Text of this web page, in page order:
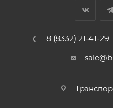
раньше связаться с
ВАЖНО: Покупатель
отказаться от доставки.
8 (8332) 21-41-29